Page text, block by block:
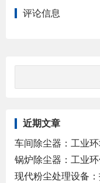
评论信息
近期文章
车间除尘器：工业
锅炉除尘器：工业
现代粉尘处理设备